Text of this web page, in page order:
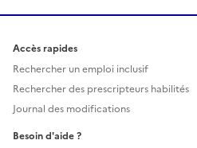
Accès rapides
Rechercher un emploi inclusif
Rechercher des prescripteurs habilités
Journal des modifications
Besoin d'aide ?